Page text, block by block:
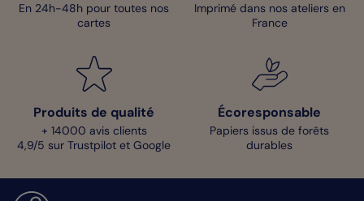
En 24h-48h pour toutes nos
cartes
Imprimé dans nos ateliers en
France
Produits de qualité
+ 14000 avis clients
4,9/5 sur Trustpilot et Google
Écoresponsable
Papiers issus de forêts
durables